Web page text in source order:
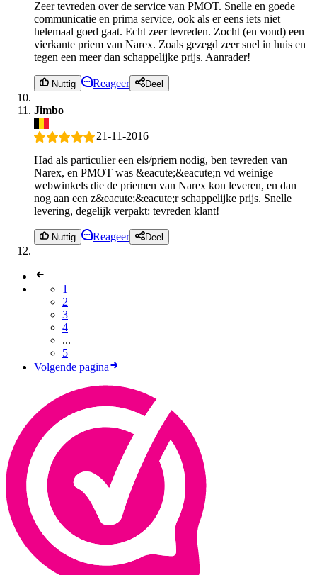
Zeer tevreden over de service van PMOT. Snelle en goede
communicatie en prima service, ook als er eens iets niet
helemaal goed gaat. Echt zeer tevreden. Zocht (en vond) een
vierkante priem van Narex. Zoals gezegd zeer snel in huis en
tegen een meer dan schappelijke prijs. Aanrader!
Nuttig Reageer Deel
Jimbo
21-11-2016
Had als particulier een els/priem nodig, ben tevreden van
Narex, en PMOT was &eacute;&eacute;n vd weinige
webwinkels die de priemen van Narex kon leveren, en dan
nog aan een z&eacute;&eacute;r schappelijke prijs. Snelle
levering, degelijk verpakt: tevreden klant!
Nuttig Reageer Deel
1
2
3
4
...
5
Volgende pagina